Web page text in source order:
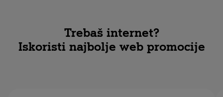
Trebaš internet?
Iskoristi najbolje web promocije